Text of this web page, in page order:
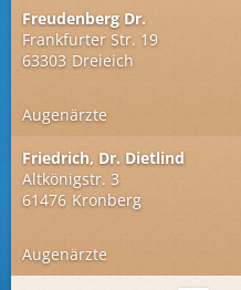
Freudenberg Dr.
Frankfurter Str. 19
63303 Dreieich
Augenärzte
Friedrich, Dr. Dietlind
Altkönigstr. 3
61476 Kronberg
Augenärzte